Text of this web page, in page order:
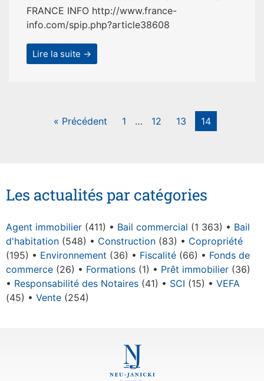
FRANCE INFO http://www.france-
info.com/spip.php?article38608
Lire la suite →
« Précédent 1 … 12 13 14
Les actualités par catégories
Agent immobilier (411) Bail commercial (1 363)
Bail
d'habitation (548) Construction (83)
Copropriété
(195)
Environnement (36) Fiscalité (66)
Fonds de
commerce (26) Formations (1) Prêt immobilier (36)
Responsabilité des Notaires (41) SCI (15)
VEFA
(45)
Vente (254)